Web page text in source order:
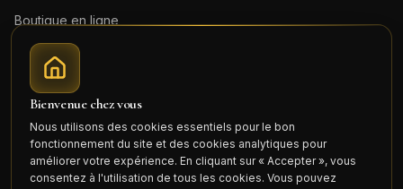
Boutique en ligne
Contact
Mentions légales
Connexion
Bienvenue chez vous
Nous utilisons des cookies essentiels pour le bon
fonctionnement du site et des cookies analytiques pour
améliorer votre expérience. En cliquant sur « Accepter », vous
consentez à l'utilisation de tous les cookies. Vous pouvez